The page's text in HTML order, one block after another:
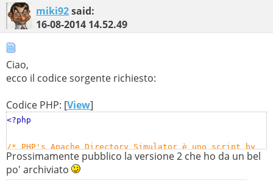
miki92said:
16-08-2014 14.52.49
Ciao,
ecco il codice sorgente richiesto:
Codice PHP: [View]
<?php
/* PHP's Apache Directory Simulator è uno script by
Michelangelo Scotto (http://miki92.altervista.org/ -
http://messenworld.altervista.org/
Prossimamente pubblico la versione 2 che ho da un bel
po' archiviato